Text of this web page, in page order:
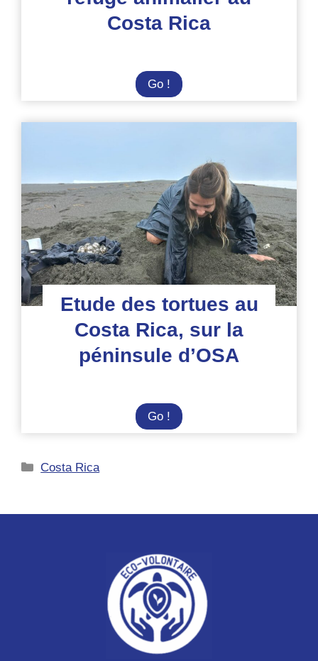
Costa Rica
Go ! Immersion
dans
un
Costa
Rica
Etude des tortues au
Costa Rica, sur la
péninsule d’OSA
Go ! Etude
des
péninsule
d’OSA
Catégories
Costa Rica